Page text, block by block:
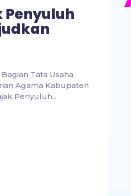
Penyuluh
Tata Usaha
Agama Kabupaten
Penyuluh...